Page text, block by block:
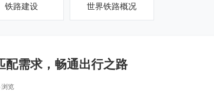
铁路建设 世界铁路概况
配需求，畅通出行之路
浏览